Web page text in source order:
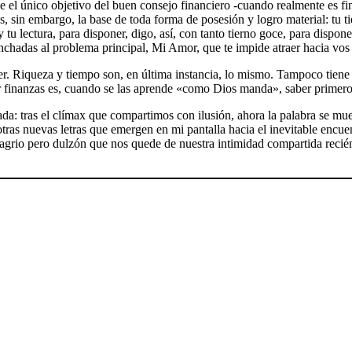
único objetivo del buen consejo financiero -cuando realmente es
sin embargo, la base de toda forma de posesión y logro material:
lectura, para disponer, digo, así, con tanto tierno goce, para
al problema principal, Mi Amor, que te impide atraer hacia
Riqueza y tiempo son, en última instancia, lo mismo. Tampoco
es, cuando se las aprende «como Dios manda», saber
tras el clímax que compartimos con ilusión, ahora la palabra se
nuevas letras que emergen en mi pantalla hacia el inevitable
pero dulzón que nos quede de nuestra intimidad compartida